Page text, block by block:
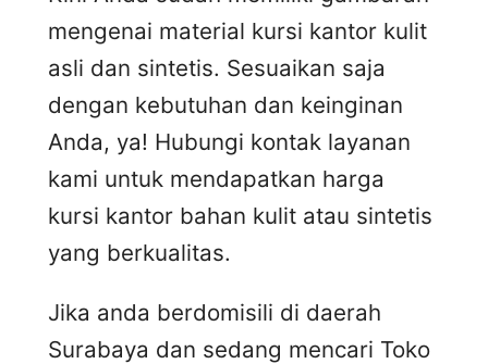
mengenai material kursi kantor kulit
asli dan sintetis. Sesuaikan saja
dengan kebutuhan dan keinginan
Anda, ya! Hubungi kontak layanan
kami untuk mendapatkan harga
kursi kantor bahan kulit atau sintetis
yang berkualitas.
Jika anda berdomisili di daerah
Surabaya dan sedang mencari Toko